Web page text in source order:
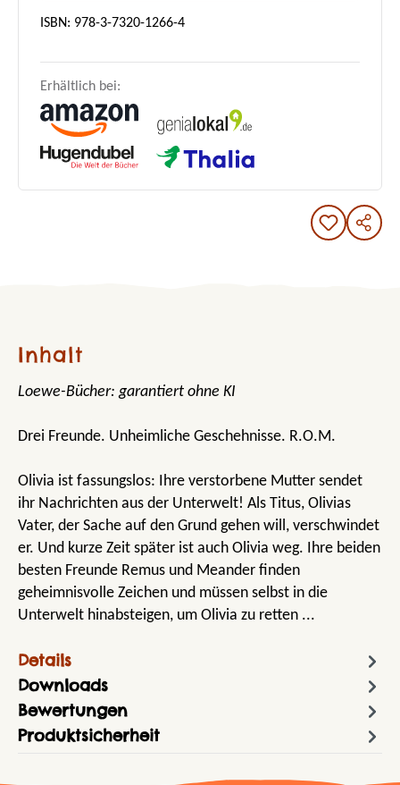
ISBN: 978-3-7320-1266-4
Erhältlich bei:
Inhalt
Loewe-Bücher: garantiert ohne KI
Drei Freunde. Unheimliche Geschehnisse. R.O.M.
Olivia ist fassungslos: Ihre verstorbene Mutter sendet
ihr Nachrichten aus der Unterwelt! Als Titus, Olivias
Vater, der Sache auf den Grund gehen will, verschwindet
er. Und kurze Zeit später ist auch Olivia weg. Ihre beiden
besten Freunde Remus und Meander finden
geheimnisvolle Zeichen und müssen selbst in die
Unterwelt hinabsteigen, um Olivia zu retten ...
Details
Downloads
Bewertungen
Produktsicherheit